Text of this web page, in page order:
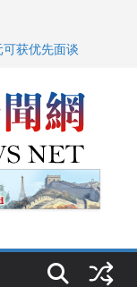
获优先面谈
所 涉纽约警察局腐
纳德·萨科尔斯基